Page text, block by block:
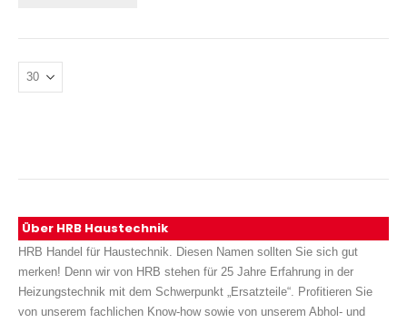
Über HRB Haustechnik
HRB Handel für Haustechnik. Diesen Namen sollten Sie sich gut
merken! Denn wir von HRB stehen für 25 Jahre Erfahrung in der
Heizungstechnik mit dem Schwerpunkt „Ersatzteile“. Profitieren Sie
von unserem fachlichen Know-how sowie von unserem Abhol- und